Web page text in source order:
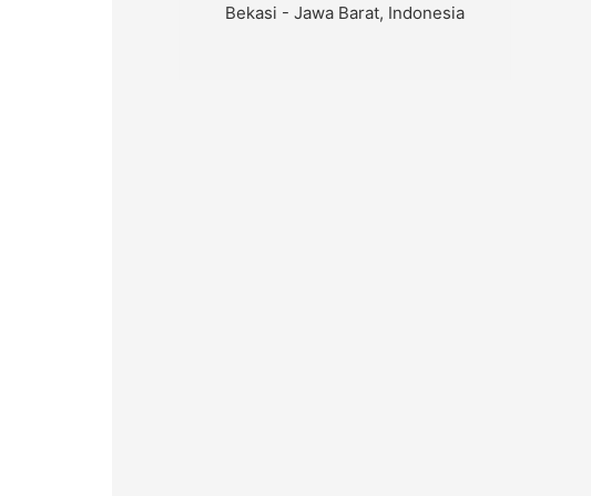
Bekasi - Jawa Barat, Indonesia